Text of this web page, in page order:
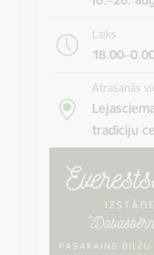
Laiks
Atrašanās
tradīciju